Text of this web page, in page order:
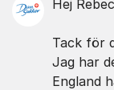
Hej
Tack för
Jag har
England